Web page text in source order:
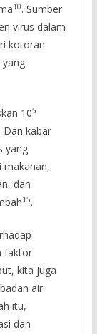
10. Sumber
virus dalam
kotoran
105
Dan kabar
yang
makanan,
dan
15.
faktor
kita juga
air
itu,
dan